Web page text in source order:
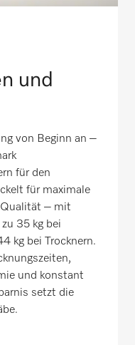
und
von Beginn an –
für den
für maximale
Qualität – mit
35 kg bei
kg bei Trocknern.
und konstant
setzt die